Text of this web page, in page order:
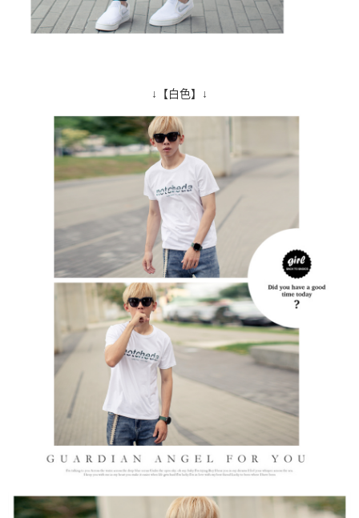
↓【白色】↓